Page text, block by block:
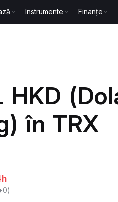
Instrumente Finanțe
HKD
în TRX
)